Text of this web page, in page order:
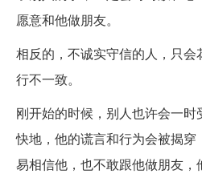
愿意和他做朋友。
相反的，不诚实守信的人，只
行不一致。
刚开始的时候，别人也许会一
快地，他的谎言和行为会被揭
易相信他，也不敢跟他做朋友